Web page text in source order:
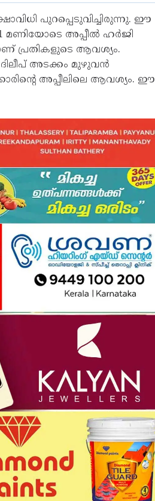
പുറപ്പെടുവിച്ചിരുന്നു. ഈ
മണിയോടെ അപ്പീല്‍ ഹര്‍ജി
പ്രതികളുടെ ആവശ്യം.
ദിലീപ് അടക്കം മുഴുവന്‍
അപ്പീലിലെ ആവശ്യം. ഈ